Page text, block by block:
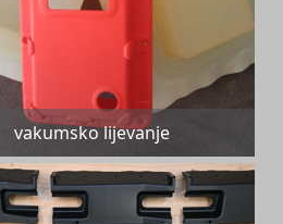
vakumsko lijevanje